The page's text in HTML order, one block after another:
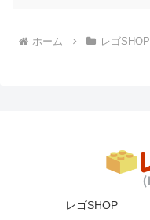
ホーム レゴSHOP
レゴSHOP